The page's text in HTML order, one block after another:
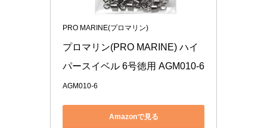
PRO MARINE(プロマリン)
プロマリン(PRO MARINE) ハイ
パースイベル 6号徳用 AGM010-6
AGM010-6
Amazonで見る